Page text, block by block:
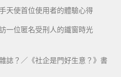
天使首位使用者的體驗心得
一位匿名受刑人的鐵窗時光
誌？／《社企是門好生意？》書